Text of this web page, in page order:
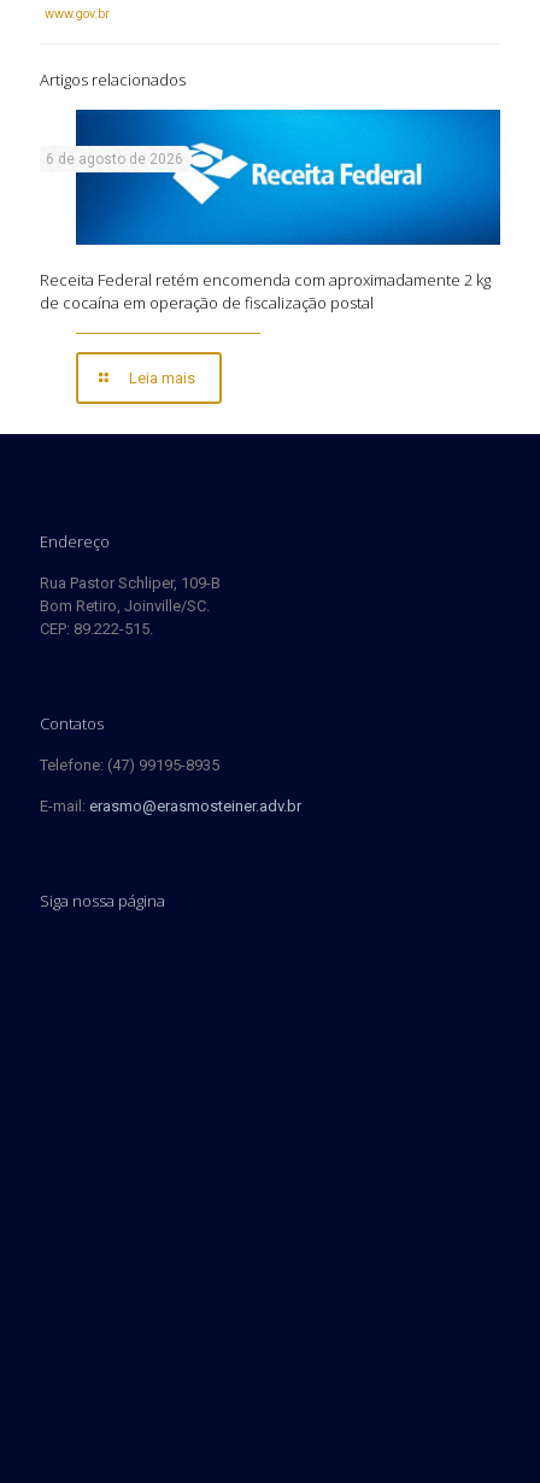
www.gov.br
Artigos relacionados
6 de agosto de 2026
Receita Federal retém encomenda com aproximadamente 2 kg
de cocaína em operação de fiscalização postal
Leia mais
Endereço
Rua Pastor Schliper, 109-B
Bom Retiro, Joinville/SC.
CEP: 89.222-515.
Contatos
Telefone: (47) 99195-8935
E-mail: erasmo@erasmosteiner.adv.br
Siga nossa página